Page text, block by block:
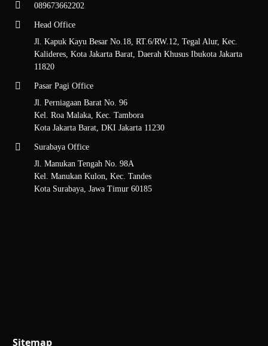
089673662202
Head Office
Jl. Kapuk Kayu Besar No.18, RT.6/RW.12, Tegal Alur, Kec.
Kalideres, Kota Jakarta Barat, Daerah Khusus Ibukota Jakarta
11820
Pasar Pagi Office
Jl. Perniagaan Barat No. 96
Kel. Roa Malaka, Kec. Tambora
Kota Jakarta Barat, DKI Jakarta 11230
Surabaya Office
Jl. Manukan Tengah No. 98A
Kel. Manukan Kulon, Kec. Tandes
Kota Surabaya, Jawa Timur 60185
Sitemap